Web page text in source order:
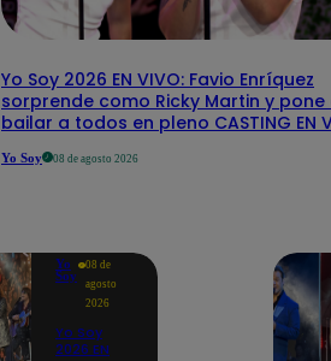
Yo Soy 2026 EN VIVO: Favio Enríquez
sorprende como Ricky Martin y pone
bailar a todos en pleno CASTING EN
Yo Soy 08 de agosto 2026
Yo
Soy
08 de
agosto
2026
Yo Soy
2026 EN